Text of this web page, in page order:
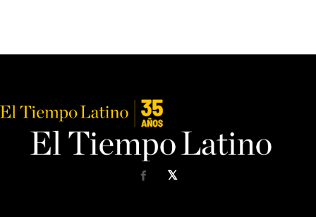
𝕏
Facebook